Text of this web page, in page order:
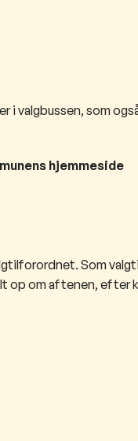
i valgbussen, som
hjemmeside
Som
op om aftenen, efter